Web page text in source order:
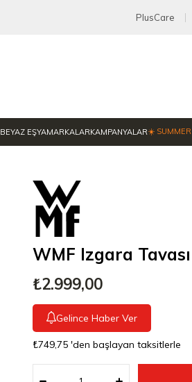
PlusCare
BEYAZ EŞYAMARKALARKAMPANYALAR☀️ SUMMER
WMF Izgara
₺2.999,00
Gelince Haber Ver
₺749,75 'den başlayan taksitlerle